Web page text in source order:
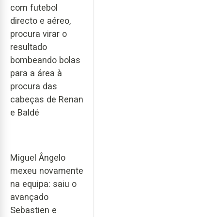
com futebol
directo e aéreo,
procura virar o
resultado
bombeando bolas
para a área à
procura das
cabeças de Renan
e Baldé
Miguel Ângelo
mexeu novamente
na equipa: saiu o
avançado
Sebastien e